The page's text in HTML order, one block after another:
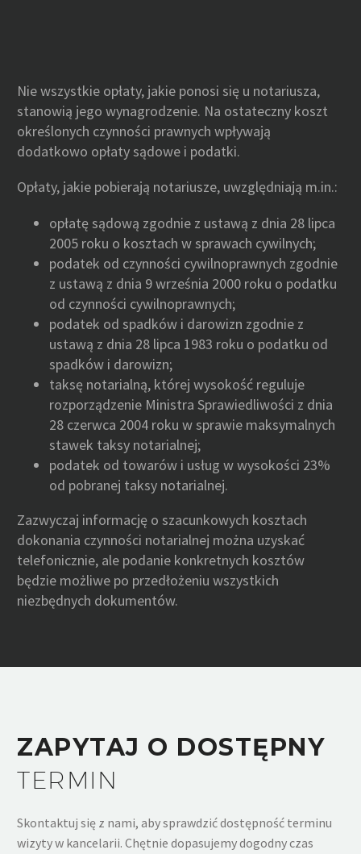
Nie wszystkie opłaty, jakie ponosi się u notariusza,
stanowią jego wynagrodzenie. Na ostateczny koszt
określonych czynności prawnych wpływają
dodatkowo opłaty sądowe i podatki.
Opłaty, jakie pobierają notariusze, uwzględniają m.in.:
opłatę sądową zgodnie z ustawą z dnia 28 lipca
2005 roku o kosztach w sprawach cywilnych;
podatek od czynności cywilnoprawnych zgodnie
z ustawą z dnia 9 września 2000 roku o podatku
od czynności cywilnoprawnych;
podatek od spadków i darowizn zgodnie z
ustawą z dnia 28 lipca 1983 roku o podatku od
spadków i darowizn;
taksę notarialną, której wysokość reguluje
rozporządzenie Ministra Sprawiedliwości z dnia
28 czerwca 2004 roku w sprawie maksymalnych
stawek taksy notarialnej;
podatek od towarów i usług w wysokości 23%
od pobranej taksy notarialnej.
Zazwyczaj informację o szacunkowych kosztach
dokonania czynności notarialnej można uzyskać
telefonicznie, ale podanie konkretnych kosztów
będzie możliwe po przedłożeniu wszystkich
niezbędnych dokumentów.
ZAPYTAJ O DOSTĘPNY
TERMIN
Skontaktuj się z nami, aby sprawdzić dostępność terminu
wizyty w kancelarii. Chętnie dopasujemy dogodny czas